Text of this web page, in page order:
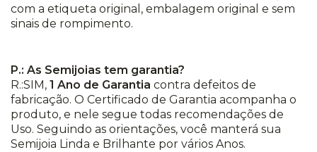
com a etiqueta original, embalagem original e sem
sinais de rompimento.
P.: As Semijoias tem garantia?
R.:SIM, 1 Ano de Garantia contra defeitos de
fabricação. O Certificado de Garantia acompanha o
produto, e nele segue todas recomendações de
Uso. Seguindo as orientações, você manterá sua
Semijoia Linda e Brilhante por vários Anos.